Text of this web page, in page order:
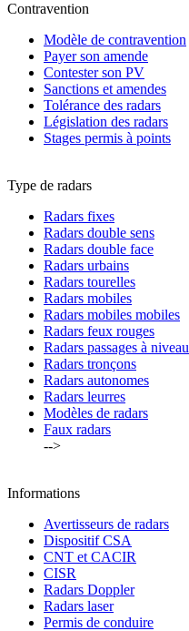
Contravention
Modèle de contravention
Payer son amende
Contester son PV
Sanctions et amendes
Tolérance des radars
Législation des radars
Stages permis à points
Type de radars
Radars fixes
Radars double sens
Radars double face
Radars urbains
Radars tourelles
Radars mobiles
Radars mobiles mobiles
Radars feux rouges
Radars passages à niveau
Radars tronçons
Radars autonomes
Radars leurres
Modèles de radars
Faux radars
-->
Informations
Avertisseurs de radars
Dispositif CSA
CNT et CACIR
CISR
Radars Doppler
Radars laser
Permis de conduire